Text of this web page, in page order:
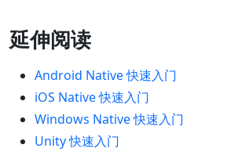
延伸阅读
Android Native 快速入门
iOS Native 快速入门
Windows Native 快速入门
Unity 快速入门